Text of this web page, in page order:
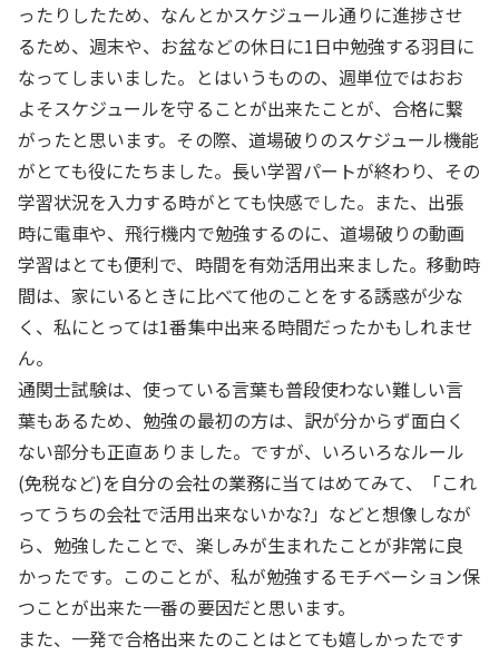
ったりしたため、なんとかスケジュール通りに進捗させ
るため、週末や、お盆などの休日に1日中勉強する羽目に
なってしまいました。とはいうものの、週単位ではおお
よそスケジュールを守ることが出来たことが、合格に繋
がったと思います。その際、道場破りのスケジュール機能
がとても役にたちました。長い学習パートが終わり、その
学習状況を入力する時がとても快感でした。また、出張
時に電車や、飛行機内で勉強するのに、道場破りの動画
学習はとても便利で、時間を有効活用出来ました。移動時
間は、家にいるときに比べて他のことをする誘惑が少な
く、私にとっては1番集中出来る時間だったかもしれませ
ん。
通関士試験は、使っている言葉も普段使わない難しい言
葉もあるため、勉強の最初の方は、訳が分からず面白く
ない部分も正直ありました。ですが、いろいろなルール
(免税など)を自分の会社の業務に当てはめてみて、「これ
ってうちの会社で活用出来ないかな?」などと想像しなが
ら、勉強したことで、楽しみが生まれたことが非常に良
かったです。このことが、私が勉強するモチベーション保
つことが出来た一番の要因だと思います。
また、一発で合格出来たのことはとても嬉しかったです